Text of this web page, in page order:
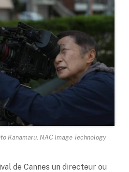
Kanamaru, NAC Image Technology
de Cannes un directeur ou